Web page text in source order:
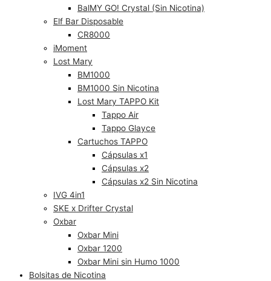
BalMY GO! Crystal (Sin Nicotina)
Elf Bar Disposable
CR8000
iMoment
Lost Mary
BM1000
BM1000 Sin Nicotina
Lost Mary TAPPO Kit
Tappo Air
Tappo Glayce
Cartuchos TAPPO
Cápsulas x1
Cápsulas x2
Cápsulas x2 Sin Nicotina
IVG 4in1
SKE x Drifter Crystal
Oxbar
Oxbar Mini
Oxbar 1200
Oxbar Mini sin Humo 1000
Bolsitas de Nicotina